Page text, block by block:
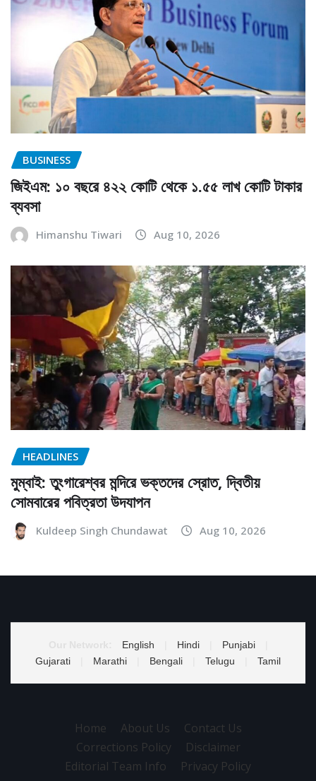
BUSINESS
জিইএম: ১০ বছরে ৪২২ কোটি থেকে ১.৫৫ লাখ কোটি টাকার
ব্যবসা
Himanshu Tiwari Aug 10, 2026
HEADLINES
মুম্বাই: তুংগারেশ্বর মন্দিরে ভক্তদের স্রোত, দ্বিতীয়
সোমবারের পবিত্রতা উদযাপন
Kuldeep Singh Chundawat Aug 10, 2026
English Hindi Punjabi
Gujarati
Marathi Bengali Telugu Tamil
Home About Us
Contact Us
Corrections Policy
Disclaimer
Editorial Team Info
Privacy Policy